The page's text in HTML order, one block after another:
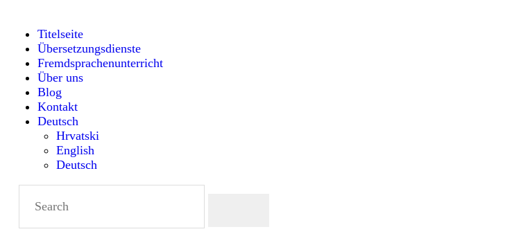
Titelseite
Übersetzungsdienste
Fremdsprachenunterricht
Über uns
Blog
Kontakt
Deutsch
Hrvatski
English
Deutsch